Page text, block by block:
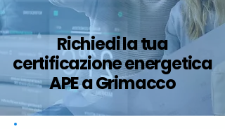
Richiedi la tua
certificazione energetica
APE a Grimacco